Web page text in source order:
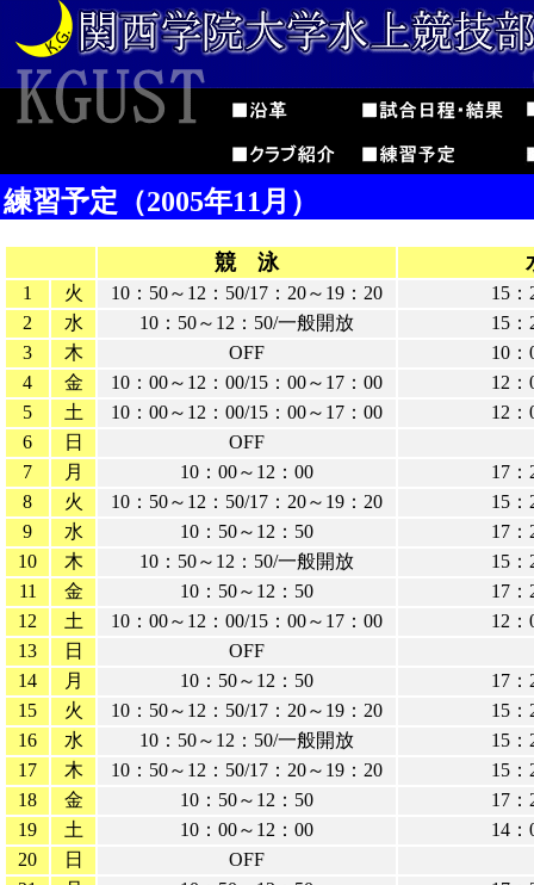
練習予定（2005年11月）
競 泳
1 火 10：50～12：50/17：20～19：20
15：
2
水 10：50～12：50/一般開放
15：
3
木 OFF
10：
4
金 10：00～12：00/15：00～17：00
12：
5
土 10：00～12：00/15：00～17：00
12：
6
日
OFF
7
月 10：00～12：00
17：
8
火 10：50～12：50/17：20～19：20
15：
9
水 10：50～12：50
17：
10
木 10：50～12：50/一般開放
15：
11
金 10：50～12：50
17：
12
土 10：00～12：00/15：00～17：00
12：
13
日
OFF
14
月 10：50～12：50
17：
15
火 10：50～12：50/17：20～19：20
15：
16
水 10：50～12：50/一般開放
15：
17
木 10：50～12：50/17：20～19：20
15：
18
金 10：50～12：50
17：
19
土 10：00～12：00
14：
20
日
OFF